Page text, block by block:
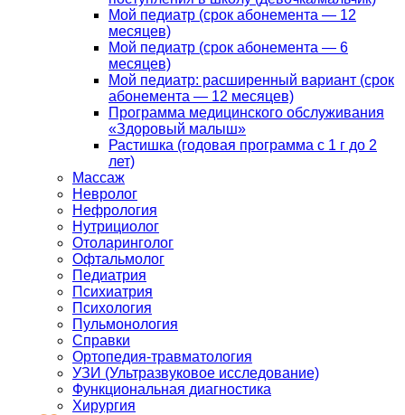
Мой педиатр (срок абонемента — 12
месяцев)
Мой педиатр (срок абонемента — 6
месяцев)
Мой педиатр: расширенный вариант (срок
абонемента — 12 месяцев)
Программа медицинского обслуживания
«Здоровый малыш»
Растишка (годовая программа с 1 г до 2
лет)
Массаж
Невролог
Нефрология
Нутрициолог
Отоларинголог
Офтальмолог
Педиатрия
Психиатрия
Психология
Пульмонология
Справки
Ортопедия-травматология
УЗИ (Ультразвуковое исследование)
Функциональная диагностика
Хирургия